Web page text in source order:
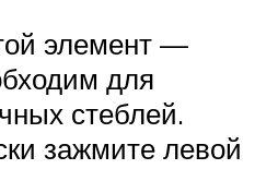
элемент —
для
стеблей.
зажмите левой